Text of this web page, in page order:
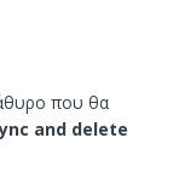
που θα
and delete